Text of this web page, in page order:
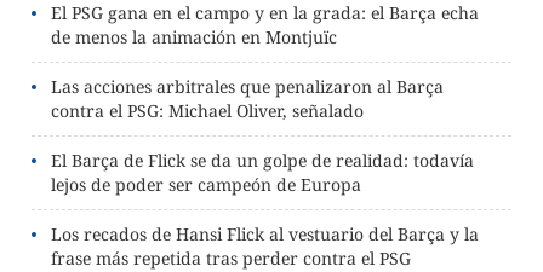
El PSG gana en el campo y en la grada: el Barça echa
de menos la animación en Montjuïc
Las acciones arbitrales que penalizaron al Barça
contra el PSG: Michael Oliver, señalado
El Barça de Flick se da un golpe de realidad: todavía
lejos de poder ser campeón de Europa
Los recados de Hansi Flick al vestuario del Barça y la
frase más repetida tras perder contra el PSG